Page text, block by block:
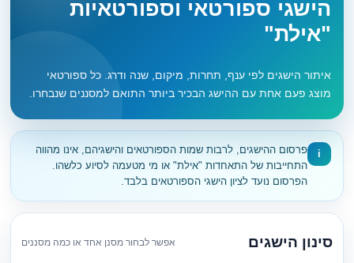
הישגי ספורטאי וספורטאיות
"אילת"
איתור הישגים לפי ענף, תחרות, מיקום, שנה ודרג. כל ספורטאי
מוצג פעם אחת עם ההישג הבכיר ביותר התואם למסננים שנבחרו.
i
פרסום ההישגים, לרבות שמות הספורטאים והישגיהם, אינו מהווה
התחייבות של התאחדות "אילת" או מי מטעמה לסיוע כלשהו.
הפרסום נועד לציון הישגי הספורטאים בלבד.
סינון הישגים אפשר לבחור מסנן אחד או כמה מסננים